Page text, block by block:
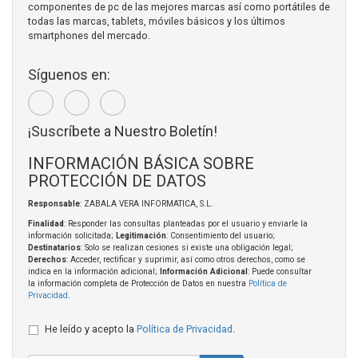
componentes de pc de las mejores marcas así como portátiles de
todas las marcas, tablets, móviles básicos y los últimos
smartphones del mercado.
Síguenos en:
¡Suscríbete a Nuestro Boletín!
INFORMACIÓN BÁSICA SOBRE
PROTECCIÓN DE DATOS
Responsable: ZABALA VERA INFORMATICA, S.L.
Finalidad: Responder las consultas planteadas por el usuario y enviarle la
información solicitada; Legitimación: Consentimiento del usuario;
Destinatarios: Solo se realizan cesiones si existe una obligación legal;
Derechos: Acceder, rectificar y suprimir, así como otros derechos, como se
indica en la información adicional;
Información Adicional : Puede consultar
la información completa de Protección de Datos en nuestra Política de
Privacidad
He leído y acepto la Política de Privacidad .